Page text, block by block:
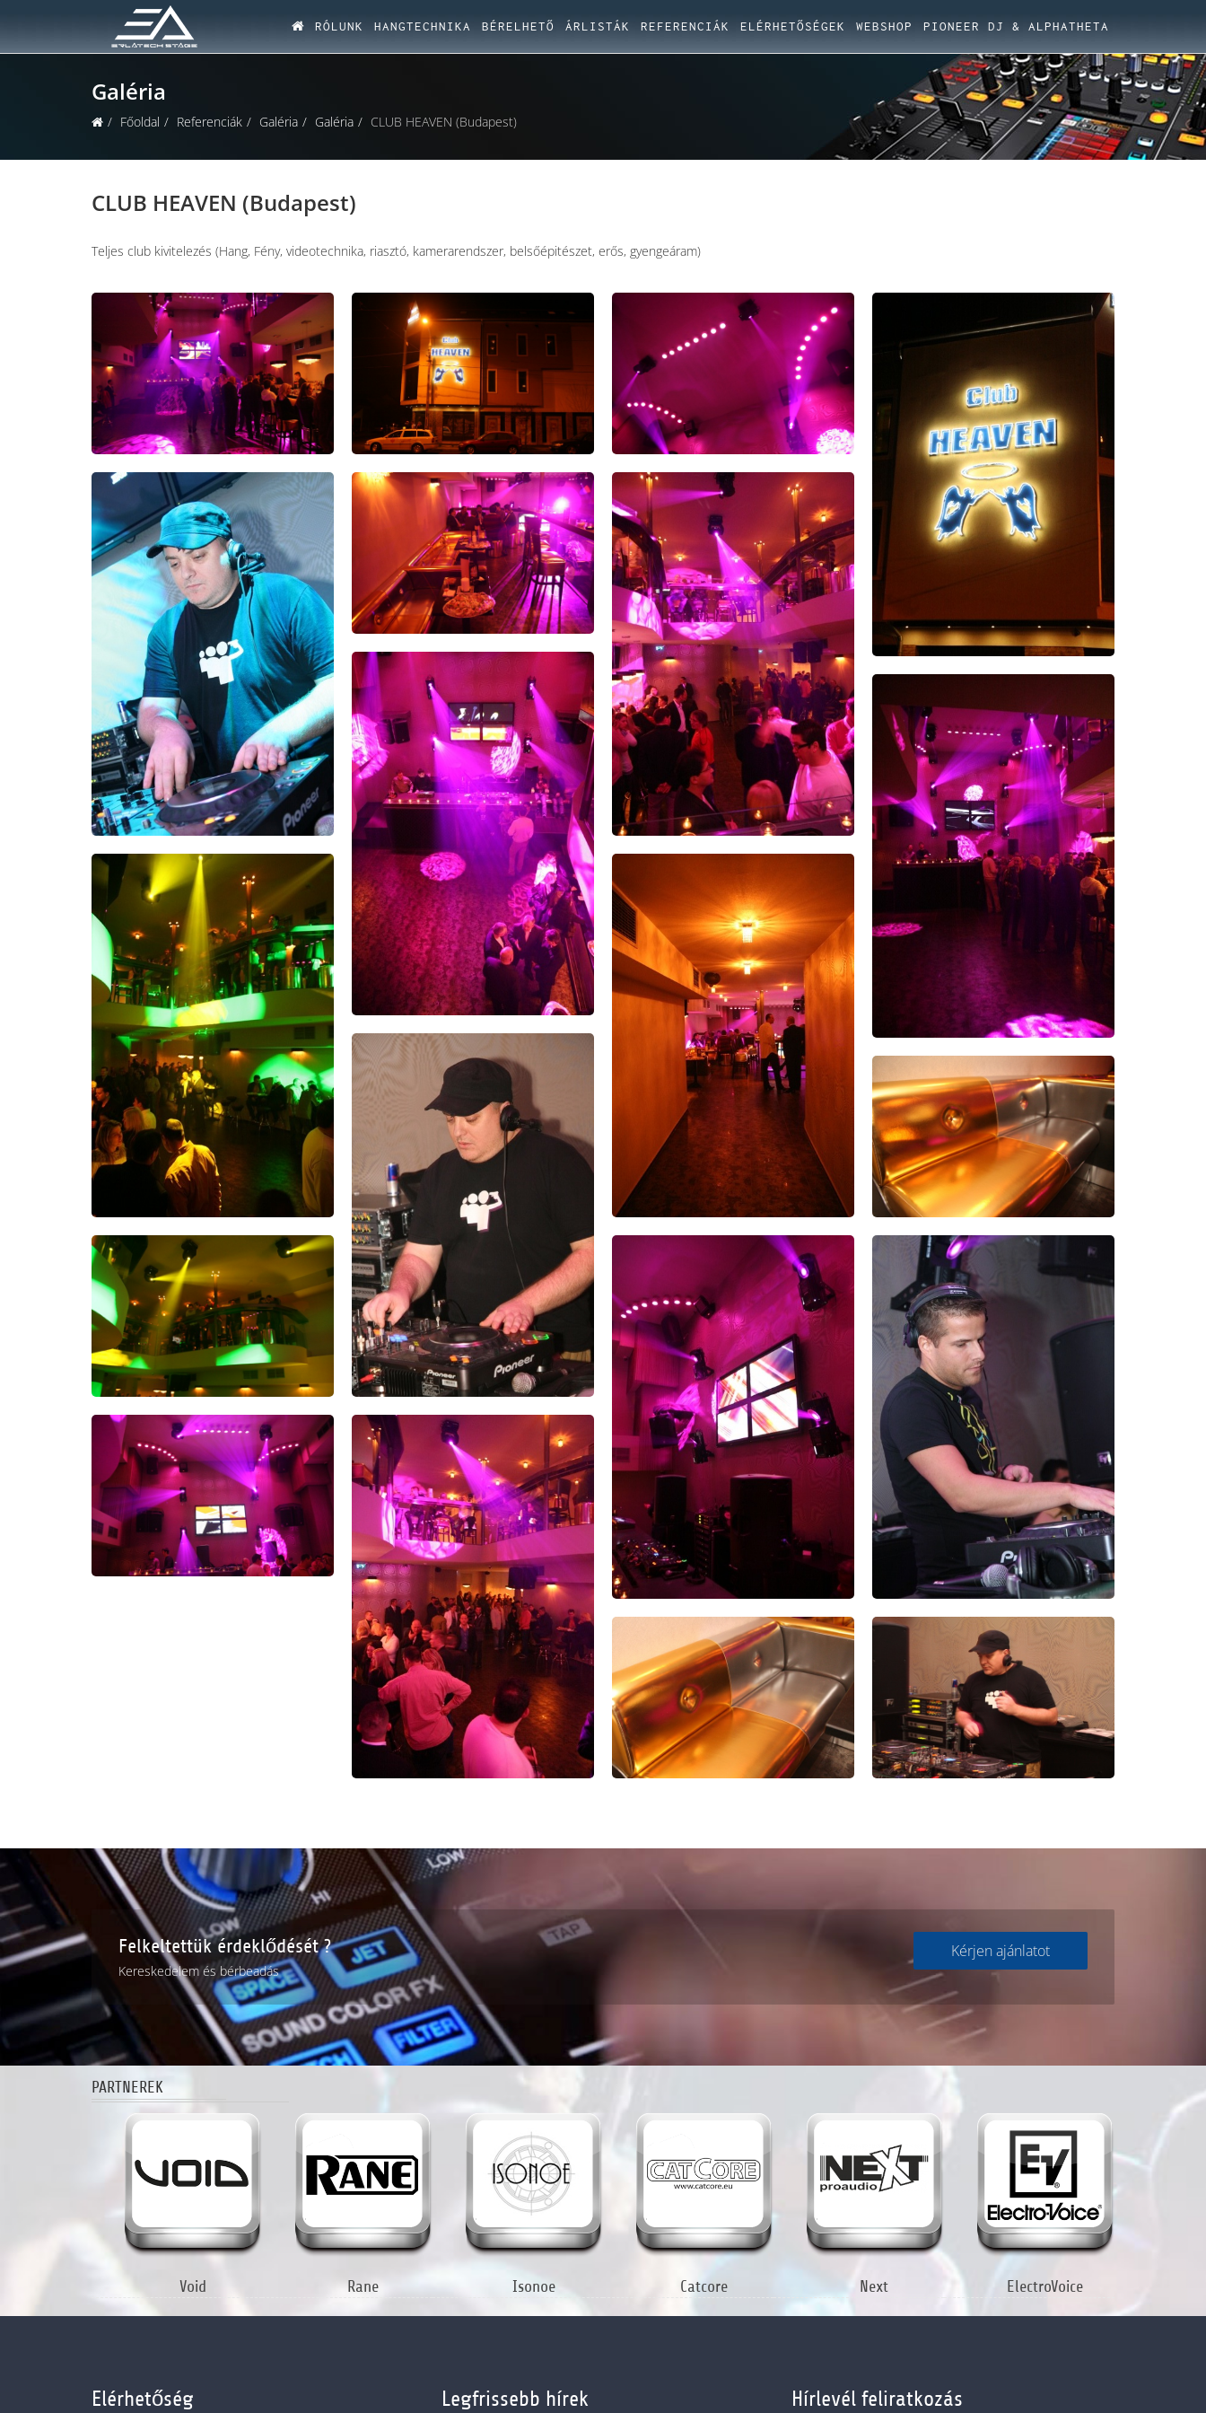
RÓLUNK HANGTECHNIKA BÉRELHETŐ ÁRLISTÁK REFERENCIÁK ELÉRHETŐSÉGEK WEBSHOP PIONEER DJ & ALPHATHETA
Galéria
Főoldal Referenciák Galéria Galéria CLUB HEAVEN (Budapest)
CLUB HEAVEN (Budapest)
Teljes club kivitelezés (Hang, Fény, videotechnika, riasztó, kamerarendszer, belsőépitészet, erős, gyengeáram)
Kérjen ajánlatot
Felkeltettük érdeklődését ?
Kereskedelem és bérbeadás
PARTNEREK
Void Rane Isonoe Catcore Next ElectroVoice
Elérhetőség Legfrissebb hírek Hírlevél feliratkozás